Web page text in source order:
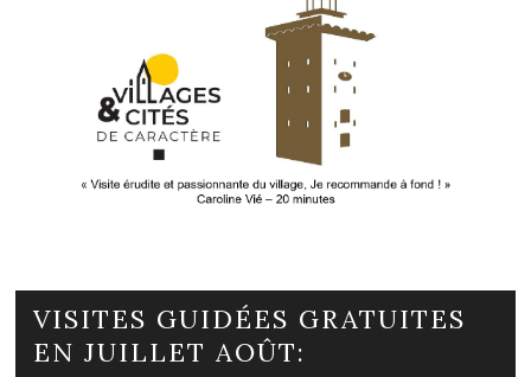
VISITES GUIDÉES GRATUITES
EN JUILLET AOÛT: